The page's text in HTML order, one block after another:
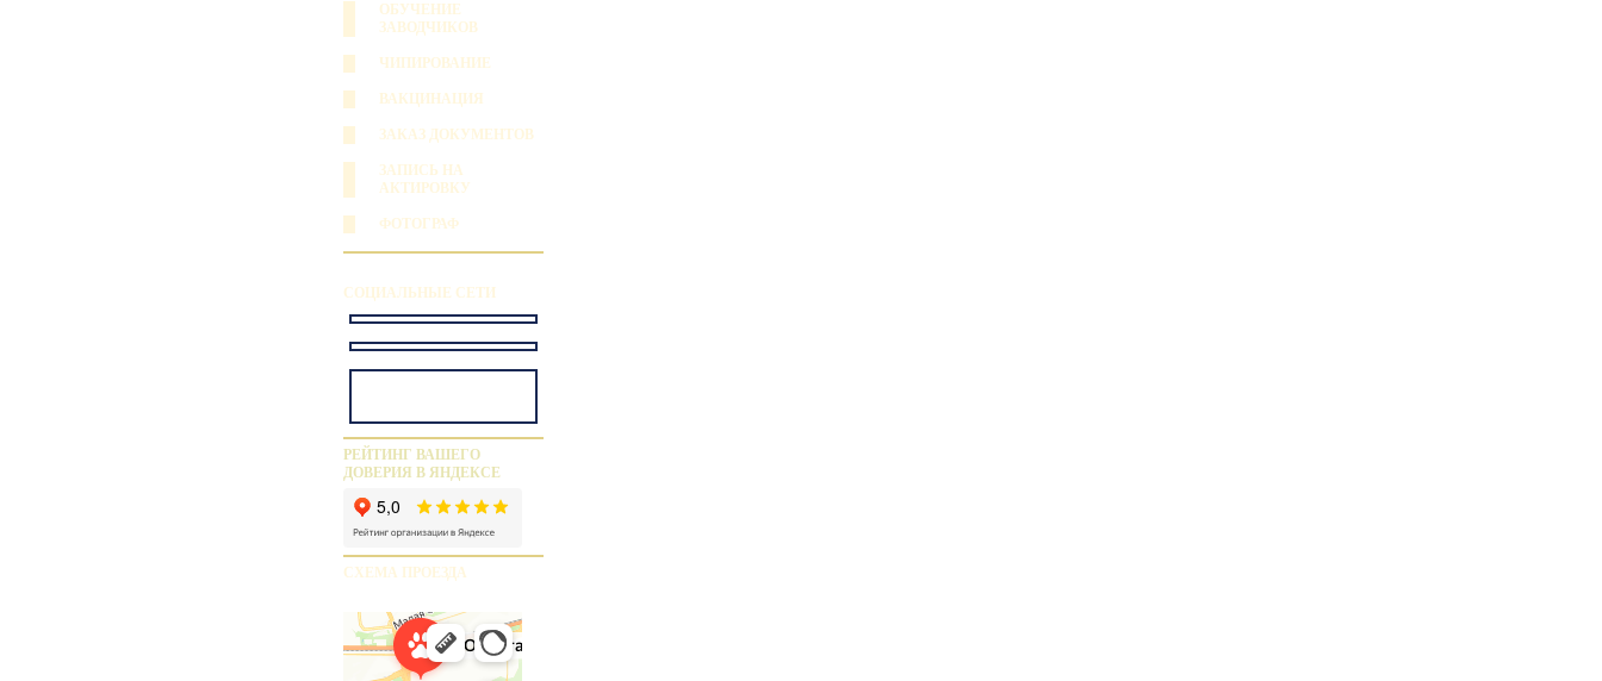
ОБУЧЕНИЕ
ЗАВОДЧИКОВ
ЧИПИРОВАНИЕ
ВАКЦИНАЦИЯ
ЗАКАЗ ДОКУМЕНТОВ
ЗАПИСЬ НА
АКТИРОВКУ
ФОТОГРАФ
СОЦИАЛЬНЫЕ СЕТИ
РЕЙТИНГ ВАШЕГО
ДОВЕРИЯ В ЯНДЕКСЕ
СХЕМА ПРОЕЗДА